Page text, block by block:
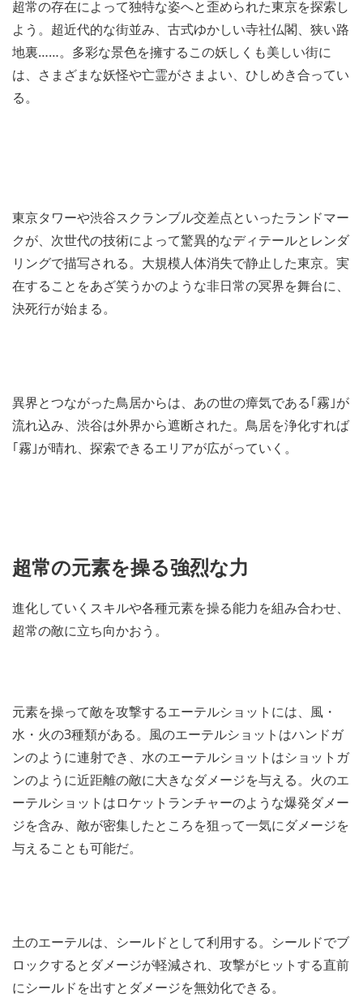
超常の存在によって独特な姿へと歪められた東京を探索し
よう。超近代的な街並み、古式ゆかしい寺社仏閣、狭い路
地裏……。多彩な景色を擁するこの妖しくも美しい街に
は、さまざまな妖怪や亡霊がさまよい、ひしめき合ってい
る。
東京タワーや渋谷スクランブル交差点といったランドマー
クが、次世代の技術によって驚異的なディテールとレンダ
リングで描写される。大規模人体消失で静止した東京。実
在することをあざ笑うかのような非日常の冥界を舞台に、
決死行が始まる。
異界とつながった鳥居からは、あの世の瘴気である｢霧｣が
流れ込み、渋谷は外界から遮断された。鳥居を浄化すれば
｢霧｣が晴れ、探索できるエリアが広がっていく。
超常の元素を操る強烈な力
進化していくスキルや各種元素を操る能力を組み合わせ、
超常の敵に立ち向かおう。
元素を操って敵を攻撃するエーテルショットには、風・
水・火の3種類がある。風のエーテルショットはハンドガ
ンのように連射でき、水のエーテルショットはショットガ
ンのように近距離の敵に大きなダメージを与える。火のエ
ーテルショットはロケットランチャーのような爆発ダメー
ジを含み、敵が密集したところを狙って一気にダメージを
与えることも可能だ。
土のエーテルは、シールドとして利用する。シールドでブ
ロックするとダメージが軽減され、攻撃がヒットする直前
にシールドを出すとダメージを無効化できる。